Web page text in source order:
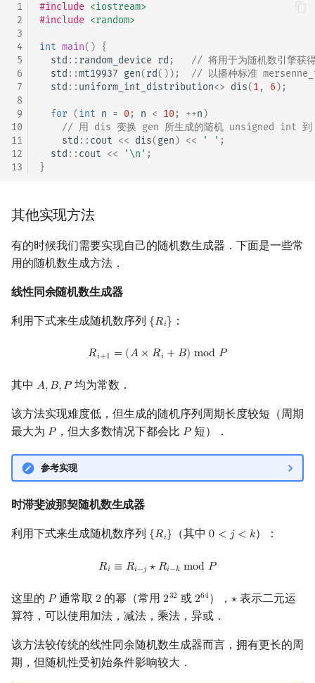
1
2
3
4
5
6
7
8
9
10
11
12
13
#include <iostream>
#include <random>
int main() {
std :: random_device rd ;
// 将用于为随机数引擎获
std ::mt19937 gen(rd());
// 以播种标准
std :: uniform_int_distribution<> dis(1 , 6);
for (int n = 0; n < 10; ++n)
// 用 dis 变换 gen 所生成的随机 unsigned int
std :: cout << dis(gen) << ' ' ;
std :: cout << '\n' ;
}
其他实现方法
有的时候我们需要实现自己的随机数生成器．下面是一些常
用的随机数生成方法．
线性同余随机数生成器
利用下式来生成随机数序列 {𝑅𝑖}
{Ri} ：
𝑅𝑖+1 = (𝐴 × 𝑅𝑖 + 𝐵) mod 𝑃
Ri+ 1=( A× Ri+ B) modP
其中 𝐴,𝐵,𝑃
A,B,P 均为常数．
该方法实现难度低，但生成的随机序列周期长度较短（周期
最大为 𝑃
P ，但大多数情况下都会比𝑃
P 短）．
参考实现
时滞斐波那契随机数生成器
利用下式来生成随机数序列 {𝑅𝑖}
{Ri} （其中0 < 𝑗 < 𝑘
0 <j< k ）：
𝑅𝑖 ≡ 𝑅𝑖−𝑗 ⋆𝑅𝑖−𝑘 mod 𝑃
Ri≡ Ri j⋆R i− modP
这里的 𝑃
P 通常取 2
2 的幂（常用 232
232 或 264
264），⋆
⋆ 表示二元运
算符，可以使用加法，减法，乘法，异或．
该方法较传统的线性同余随机数生成器而言，拥有更长的周
期，但随机性受初始条件影响较大．